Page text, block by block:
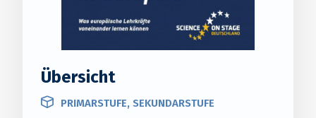
Übersicht
PRIMARSTUFE, SEKUNDARSTUFE